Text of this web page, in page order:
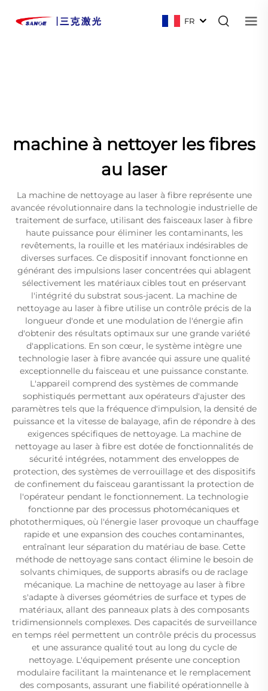
FR
machine à nettoyer les fibres
au laser
La machine de nettoyage au laser à fibre représente une
avancée révolutionnaire dans la technologie industrielle de
traitement de surface, utilisant des faisceaux laser à fibre
haute puissance pour éliminer les contaminants, les
revêtements, la rouille et les matériaux indésirables de
diverses surfaces. Ce dispositif innovant fonctionne en
générant des impulsions laser concentrées qui ablagent
sélectivement les matériaux cibles tout en préservant
l'intégrité du substrat sous-jacent. La machine de
nettoyage au laser à fibre utilise un contrôle précis de la
longueur d'onde et une modulation de l'énergie afin
d'obtenir des résultats optimaux sur une grande variété
d'applications. En son cœur, le système intègre une
technologie laser à fibre avancée qui assure une qualité
exceptionnelle du faisceau et une puissance constante.
L'appareil comprend des systèmes de commande
sophistiqués permettant aux opérateurs d'ajuster des
paramètres tels que la fréquence d'impulsion, la densité de
puissance et la vitesse de balayage, afin de répondre à des
exigences spécifiques de nettoyage. La machine de
nettoyage au laser à fibre est dotée de fonctionnalités de
sécurité intégrées, notamment des enveloppes de
protection, des systèmes de verrouillage et des dispositifs
de confinement du faisceau garantissant la protection de
l'opérateur pendant le fonctionnement. La technologie
fonctionne par des processus photomécaniques et
photothermiques, où l'énergie laser provoque un chauffage
rapide et une expansion des couches contaminantes,
entraînant leur séparation du matériau de base. Cette
méthode de nettoyage sans contact élimine le besoin de
solvants chimiques, de supports abrasifs ou de raclage
mécanique. La machine de nettoyage au laser à fibre
s'adapte à diverses géométries de surface et types de
matériaux, allant des panneaux plats à des composants
tridimensionnels complexes. Des capacités de surveillance
en temps réel permettent un contrôle précis du processus
et une assurance qualité tout au long du cycle de
nettoyage. L'équipement présente une conception
modulaire facilitant la maintenance et le remplacement
des composants, assurant une fiabilité opérationnelle à